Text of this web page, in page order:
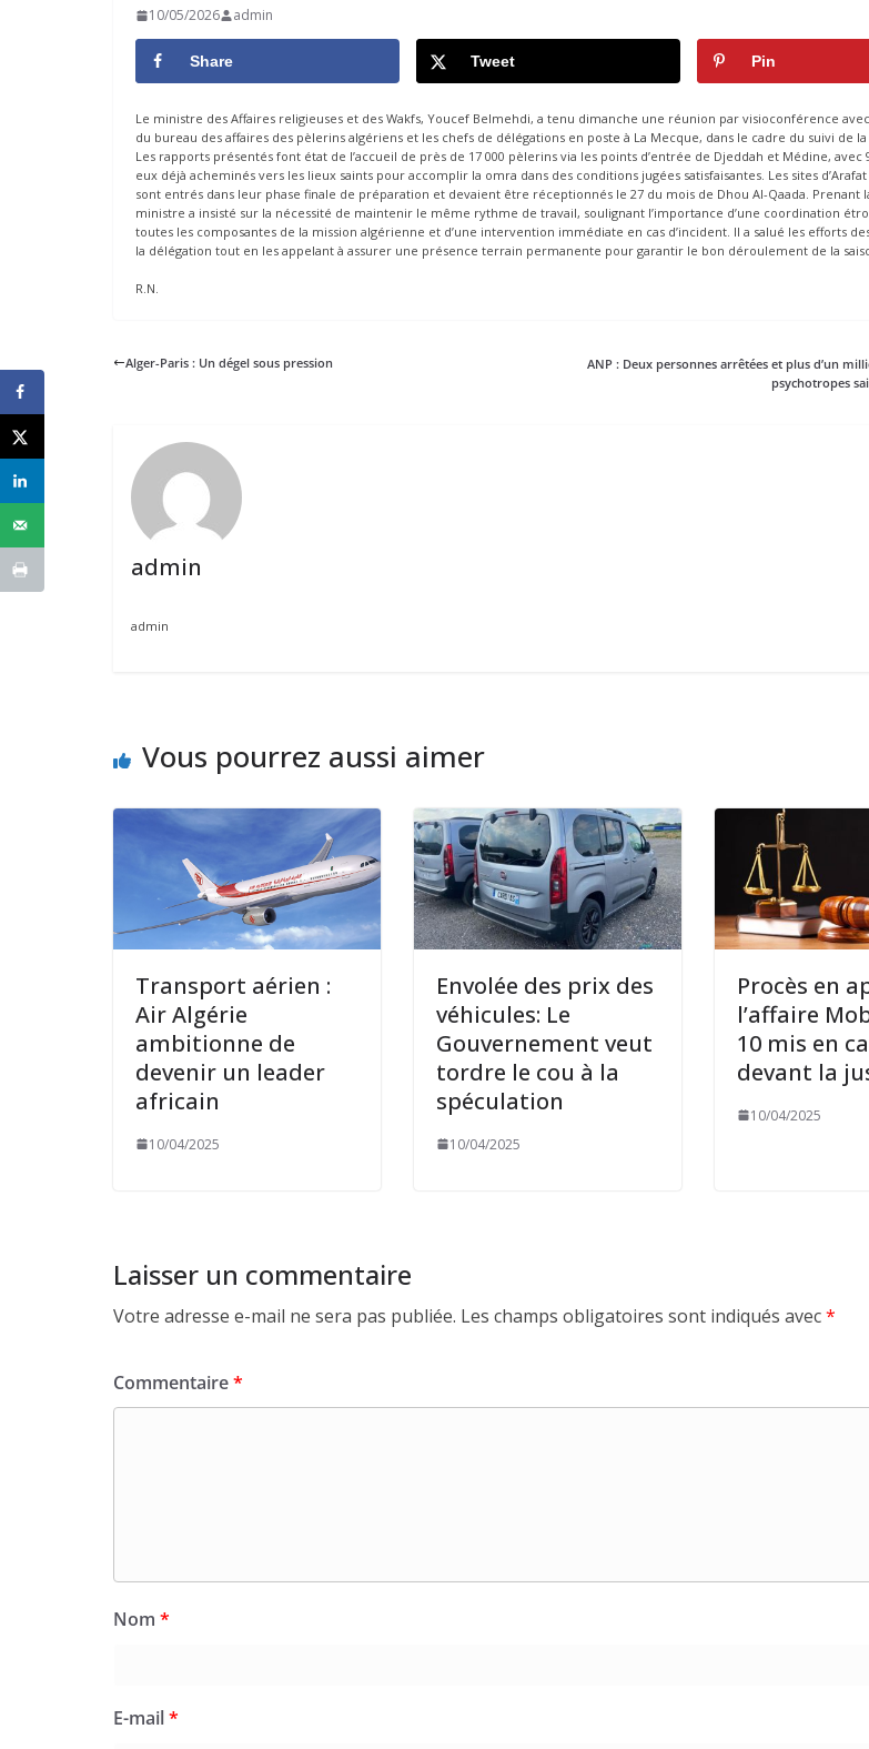
10/05/2026 admin
Share Tweet Pin
Le ministre des Affaires religieuses et des Wakfs, Youcef Belmehdi, a tenu dimanche une réunion par visioconférence
du bureau des affaires des pèlerins algériens et les chefs de délégations en poste à La Mecque, dans le cadre du suivi de la
Les rapports présentés font état de l’accueil de près de 17 000 pèlerins via les points d’entrée de Djeddah et Médine, avec
eux déjà acheminés vers les lieux saints pour accomplir la omra dans des conditions jugées satisfaisantes. Les sites
sont entrés dans leur phase finale de préparation et devaient être réceptionnés le 27 du mois de Dhou Al-Qaada. Prenant
ministre a insisté sur la nécessité de maintenir le même rythme de travail, soulignant l’importance d’une coordination
toutes les composantes de la mission algérienne et d’une intervention immédiate en cas d’incident. Il a salué les efforts
la délégation tout en les appelant à assurer une présence terrain permanente pour garantir le bon déroulement de la
R.N.
Alger-Paris : Un dégel sous pression
ANP : Deux personnes arrêtées et plus d’un
psychotropes
admin
admin
Vous pourrez aussi aimer
Transport aérien :
Air Algérie
ambitionne de
devenir un leader
africain
10/04/2025
Envolée des prix des
véhicules: Le
Gouvernement veut
tordre le cou à la
spéculation
10/04/2025
Procès en
l’affaire
10 mis en
devant la
10/04/2025
Laisser un commentaire
Votre adresse e-mail ne sera pas publiée. Les champs obligatoires sont indiqués avec*
Commentaire*
Nom *
E-mail*